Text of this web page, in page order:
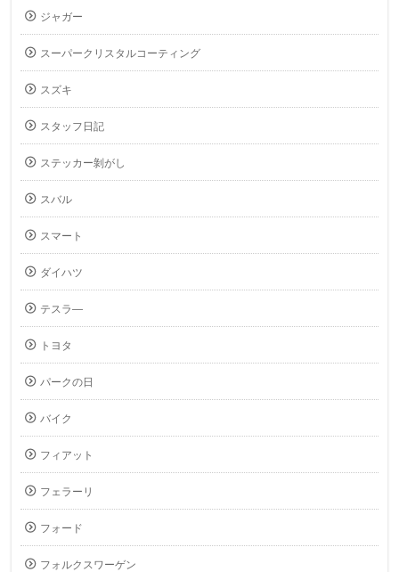
ジャガー
スーパークリスタルコーティング
スズキ
スタッフ日記
ステッカー剝がし
スバル
スマート
ダイハツ
テスラ―
トヨタ
パークの日
バイク
フィアット
フェラーリ
フォード
フォルクスワーゲン